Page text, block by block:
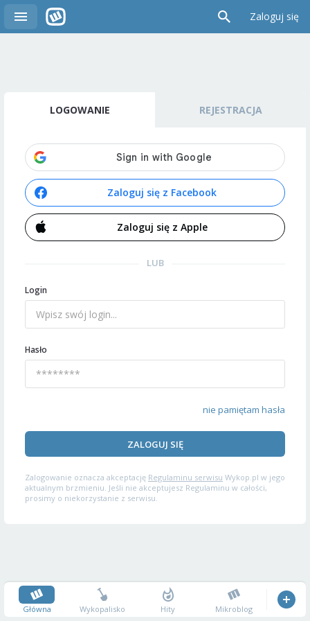
Zaloguj się
LOGOWANIE REJESTRACJA
Zaloguj się z Facebook
Zaloguj się z Apple
LUB
Login
Hasło
nie pamiętam hasła
ZALOGUJ SIĘ
Zalogowanie oznacza akceptację Regulaminu serwisu Wykop.pl w jego
aktualnym brzmieniu. Jeśli nie akceptujesz Regulaminu w całości,
prosimy o niekorzystanie z serwisu.
Główna Wykopalisko Hity Mikroblog